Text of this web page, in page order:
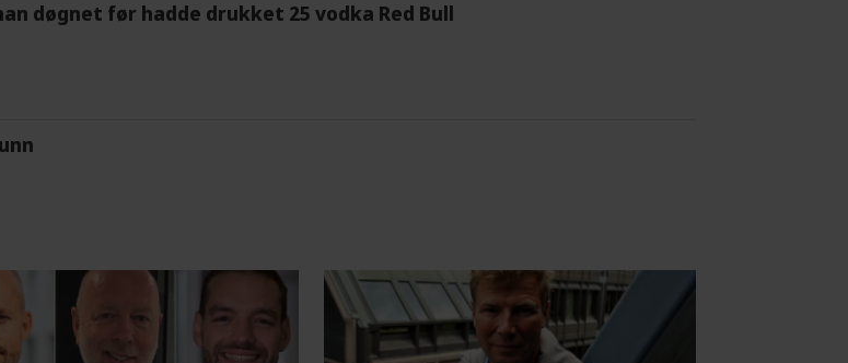
døgnet før hadde drukket 25 vodka Red Bull